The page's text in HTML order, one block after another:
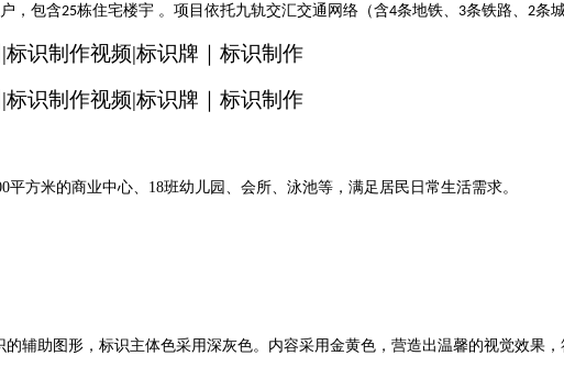
户，包含25栋住宅楼宇 。项目依托九轨交汇交通网络（含4条地铁、 3条铁路、 2条
平方米的商业中心、18班幼儿园、会所、泳池等，满足居民日常生活需求。
辅助图形，标识主体色采用深灰色。内容采用金黄色，营造出温馨的视觉效果，